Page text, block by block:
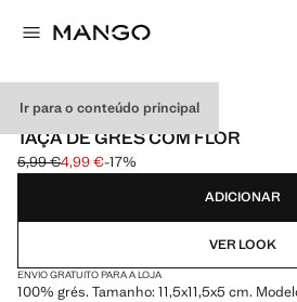
Ir para o conteúdo principal
MADE IN PORTUGAL
TAÇA DE GRÉS COM FLOR
Preço inicial riscado [5,99 € ]
5,99 €
Preço atual [4,99 € ]
4,99 €-17%
Selecione uma cor
ADICIONAR
VER LOOK
ENVIO GRATUITO PARA A LOJA
100% grés. Tamanho: 11,5x11,5x5 cm.